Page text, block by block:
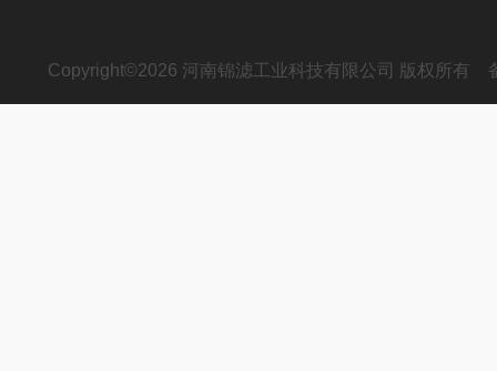
Copyright©2026 河南锦滤工业科技有限公司 版权所有